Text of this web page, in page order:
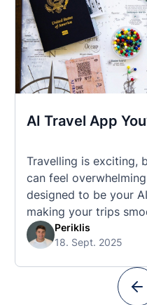
AI Travel App
Travelling is exciting,
can feel
designed to be your
making your trips
free. 🧭 What Makes
Unlike standard travel
With Tourist, your trip
Periklis
18. Sept. 2025